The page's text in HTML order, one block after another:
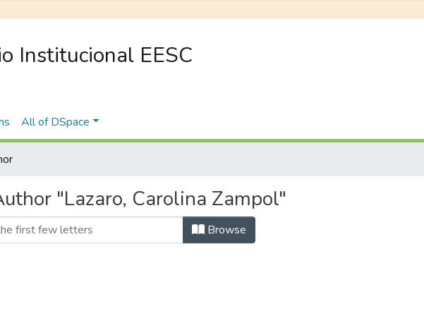
Institucional EESC
All of DSpace
"Lazaro, Carolina Zampol"
Browse